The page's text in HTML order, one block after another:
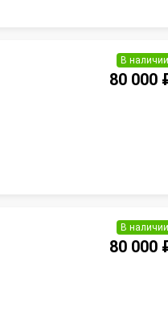
В наличии
80 000
В наличии
80 000